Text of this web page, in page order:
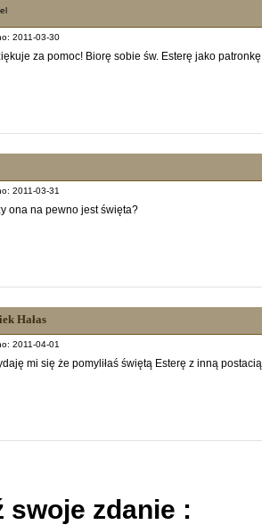
2011-03-30
za pomoc! Biorę sobie św. Esterę jako
2011-03-31
ona na pewno jest święta?
Hałas
2011-04-01
mi się że pomyliłaś świętą Esterę z inną
swoje zdanie :